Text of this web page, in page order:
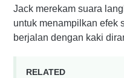
Jack merekam suara
untuk menampilkan efek
berjalan dengan kaki
RELATED